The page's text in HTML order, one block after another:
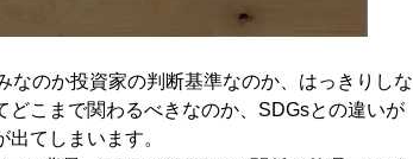
なのか投資家の判断基準なのか、はっきりしな
こまで関わるべきなのか、SDGsとの違いが
てしまいます。